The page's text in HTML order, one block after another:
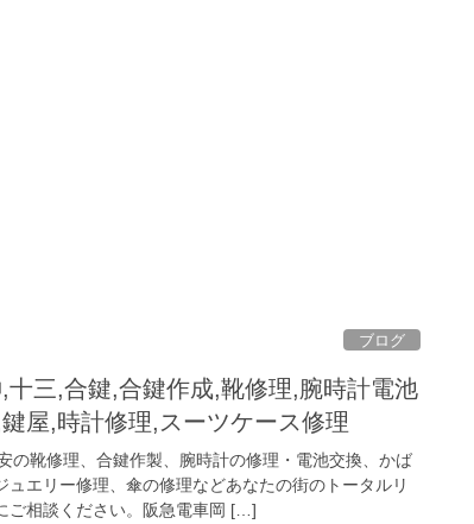
ブログ
三,合鍵,合鍵作成,靴修理,腕時計電池
屋,時計修理,スーツケース修理
の靴修理、合鍵作製、腕時計の修理・電池交換、かば
ュエリー修理、傘の修理などあなたの街のトータルリ
ご相談ください。阪急電車岡 […]